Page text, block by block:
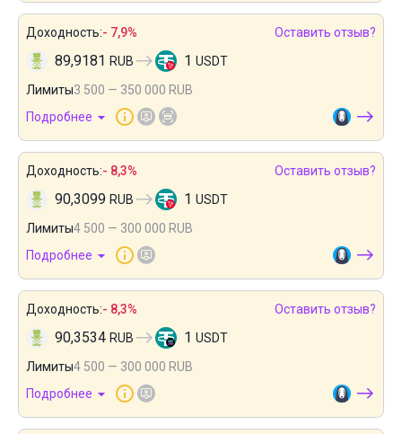
Доходность:- 7,9% Оставить отзыв?
89,9181 RUB 1 USDT
Лимиты3 500 — 350 000 RUB
Подробнее
Доходность:- 8,3% Оставить отзыв?
90,3099 RUB 1 USDT
Лимиты4 500 — 300 000 RUB
Подробнее
Доходность:- 8,3% Оставить отзыв?
90,3534 RUB 1 USDT
Лимиты4 500 — 300 000 RUB
Подробнее